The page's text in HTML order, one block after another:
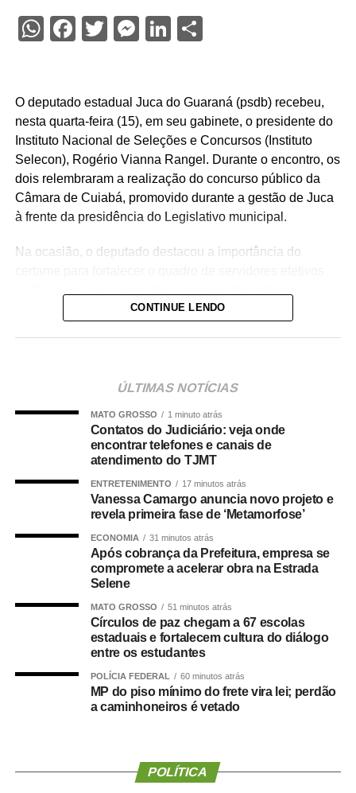
WhatsApp
Facebook
Twitter
Messenger
LinkedIn
Share
O deputado estadual Juca do Guaraná (psdb) recebeu,
nesta quarta-feira (15), em seu gabinete, o presidente do
Instituto Nacional de Seleções e Concursos (Instituto
Selecon), Rogério Vianna Rangel. Durante o encontro, os
dois relembraram a realização do concurso público da
Câmara de Cuiabá, promovido durante a gestão de Juca
à frente da presidência do Legislativo municipal.
Na ocasião, o deputado destacou a importância do
Cuiabá, que é de todos nós mato-grossenses, o
O concurso público foi realizado para provimento de
níveis médio e superior, contemplando funções como
técnico legislativo, analista legislativo, controlador interno
e contador.
Durante a visita, Rogério Vianna Rangel agradeceu a
confiança depositada no Instituto Selecon e destacou a
forma como o processo foi conduzido.
“Eu, em nome do Selecon, também agradeço ao
deputado porque, de fato, fizemos um concurso histórico,
graças à oportunidade que o Juca nos deu para
realizarmos esse concurso com qualidade e segurança,
Ao final do encontro, Juca reforçou a importância da
CONTINUE LENDO
ÚLTIMAS NOTÍCIAS
MATO GROSSO 1 minuto atrás
Contatos do Judiciário: veja onde
encontrar telefones e canais de
atendimento do TJMT
ENTRETENIMENTO 17 minutos atrás
Vanessa Camargo anuncia novo projeto e
revela primeira fase de ‘Metamorfose’
ECONOMIA 31 minutos atrás
Após cobrança da Prefeitura, empresa se
compromete a acelerar obra na Estrada
Selene
MATO GROSSO 51 minutos atrás
Círculos de paz chegam a 67 escolas
estaduais e fortalecem cultura do diálogo
entre os estudantes
POLÍCIA FEDERAL 60 minutos atrás
MP do piso mínimo do frete vira lei; perdão
a caminhoneiros é vetado
POLÍTICA